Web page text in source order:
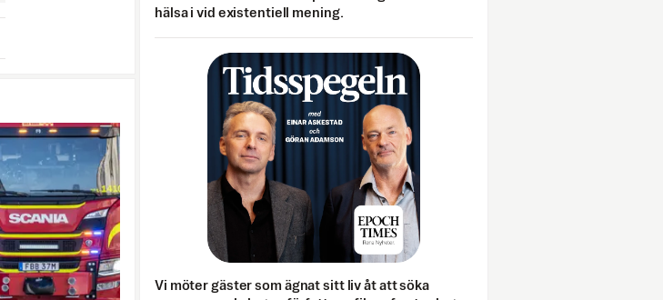
hälsa i vid existentiell mening.
Vi möter gäster som ägnat sitt liv åt att söka